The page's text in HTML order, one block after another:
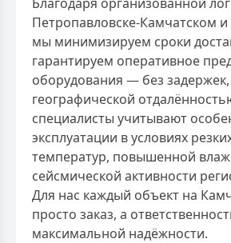
Петропавловске-Камчатском
мы минимизируем сроки
гарантируем оперативное
оборудования — без задержек,
географической
специалисты учитывают
эксплуатации в условиях
температур, повышенной
сейсмической активности
Для нас каждый объект на
просто заказ, а
максимальной надёжности.